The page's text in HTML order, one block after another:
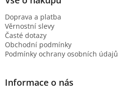
Doprava a platba
Věrnostní slevy
Časté dotazy
Obchodní podmínky
Podmínky ochrany osobních údajů
Informace o nás